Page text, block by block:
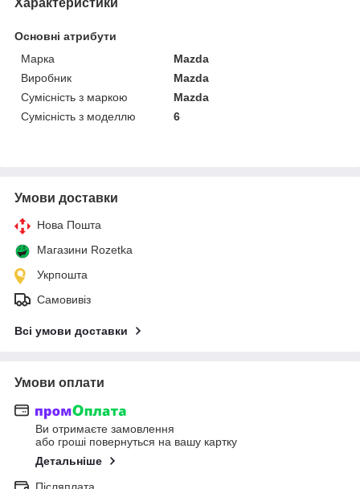
Основні атрибути
Марка
Mazda
Виробник
Mazda
Сумісність з маркою
Mazda
Сумісність з моделлю
6
Умови доставки
Нова Пошта
Магазини Rozetka
Укрпошта
Самовивіз
Всі умови доставки
Умови оплати
Ви отримаєте замовлення
або гроші повернуться на вашу картку
Детальніше